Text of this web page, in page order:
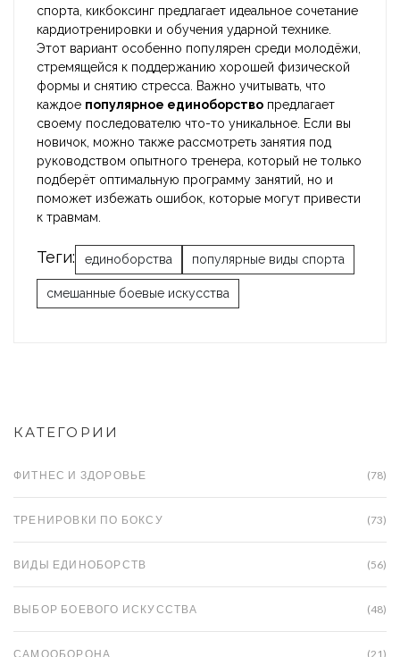
спорта, кикбоксинг предлагает идеальное сочетание
кардиотренировки и обучения ударной технике.
Этот вариант особенно популярен среди молодёжи,
стремящейся к поддержанию хорошей физической
формы и снятию стресса. Важно учитывать, что
каждое популярное единоборство предлагает
своему последователю что-то уникальное. Если вы
новичок, можно также рассмотреть занятия под
руководством опытного тренера, который не только
подберёт оптимальную программу занятий, но и
поможет избежать ошибок, которые могут привести
к травмам.
Теги: единоборства популярные виды спорта
смешанные боевые искусства
КАТЕГОРИИ
ФИТНЕС И ЗДОРОВЬЕ (78)
ТРЕНИРОВКИ ПО БОКСУ (73)
ВИДЫ ЕДИНОБОРСТВ (56)
ВЫБОР БОЕВОГО ИСКУССТВА (48)
САМООБОРОНА (21)